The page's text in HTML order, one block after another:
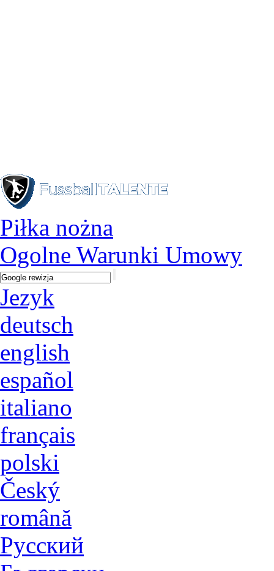
Piłka nożna
Ogolne Warunki Umowy
Jezyk
deutsch
english
español
italiano
français
polski
Český
română
Русский